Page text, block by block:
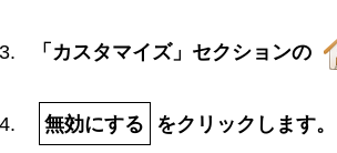
「カスタマイズ」セクションの
無効にする をクリックします。